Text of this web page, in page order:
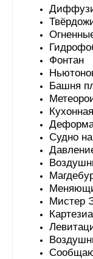
Фонтан
Башня
Судно
Мистер